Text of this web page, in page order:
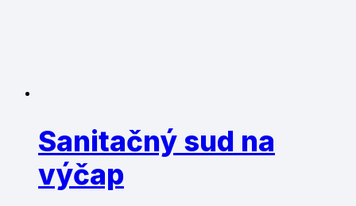
Sanitačný sud na
výčap